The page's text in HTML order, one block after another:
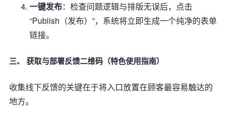
一键发布：检查问题逻辑与排版无误后，点击
“Publish（发布）”，系统将立即生成一个纯净的表单
链接。
三、 获取与部署反馈二维码（特色使用指南）
收集线下反馈的关键在于将入口放置在顾客最容易触达的
地方。